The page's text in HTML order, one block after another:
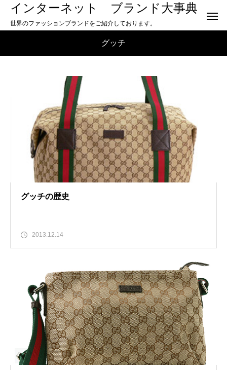
インターネット ブランド大事典
世界のファッションブランドをご紹介しております。
グッチ
グッチの歴史
2013.12.14